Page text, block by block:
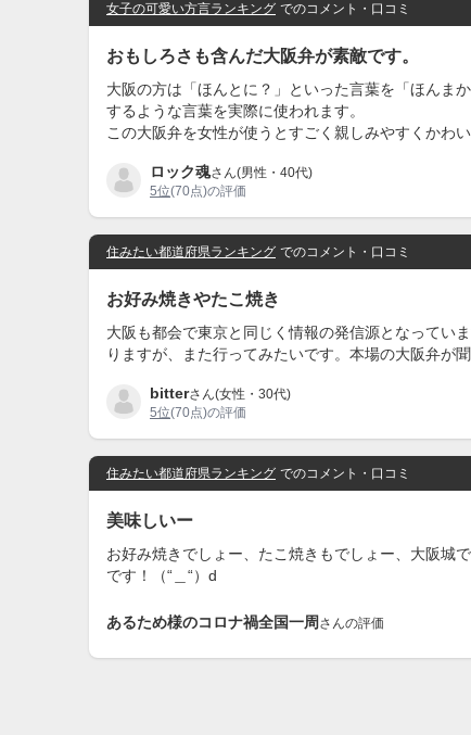
女子の可愛い方言ランキング でのコメント・口コミ
おもしろさも含んだ大阪弁が素敵です。
大阪の方は「ほんとに？」といった言葉を「ほんま
するような言葉を実際に使われます。
この大阪弁を女性が使うとすごく親しみやすくかわい
ロック魂さん(男性・40代)
5位(70点)の評価
住みたい都道府県ランキング でのコメント・口コミ
お好み焼きやたこ焼き
大阪も都会で東京と同じく情報の発信源となってい
りますが、また行ってみたいです。本場の大阪弁が
bitterさん(女性・30代)
5位(70点)の評価
住みたい都道府県ランキング でのコメント・口コミ
美味しいー
お好み焼きでしょー、たこ焼きもでしょー、大阪城
です！（“＿“）d
あるため様のコロナ禍全国一周 さんの評価